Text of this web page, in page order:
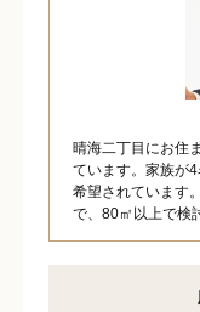
晴海二丁目にお住
ています。家族が
希望されています
で、80㎡以上で検